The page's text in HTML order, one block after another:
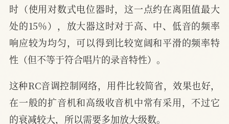
时（使用对数式电位器时，这一点约在离阻值最大
处的15％），放大器这时对于高、中、低音的频率
响应较为均匀，可以得到比较宽阔和平滑的频率特
性（但不等于符合唱片的录音特性）。
这种RC音调控制网络，用件比较简省，效果也好，
在一般的扩音机和高级收音机中常有采用，不过它
的衰减较大，所以需要多加放大级数。